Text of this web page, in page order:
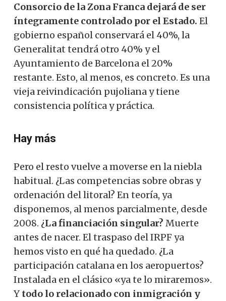
Consorcio de la Zona Franca dejará de ser
íntegramente controlado por el Estado. El
gobierno español conservará el 40%, la
Generalitat tendrá otro 40% y el
Ayuntamiento de Barcelona el 20%
restante. Esto, al menos, es concreto. Es una
vieja reivindicación pujoliana y tiene
consistencia política y práctica.
Hay más
Pero el resto vuelve a moverse en la niebla
habitual. ¿Las competencias sobre obras y
ordenación del litoral? En teoría, ya
disponemos, al menos parcialmente, desde
2008. ¿La financiación singular? Muerte
antes de nacer. El traspaso del IRPF ya
hemos visto en qué ha quedado. ¿La
participación catalana en los aeropuertos?
Instalada en el clásico «ya te lo miraremos».
Y todo lo relacionado con inmigración y